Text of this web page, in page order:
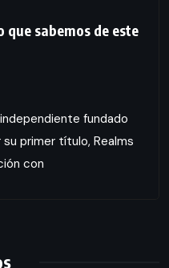
sabemos de este
fundado
primer título, Realms
con